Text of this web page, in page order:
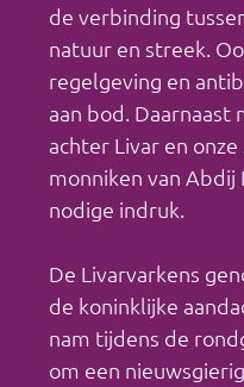
de verbinding
natuur en streek.
regelgeving en
aan bod. Daarnaast
achter Livar en
monniken van Abdij
nodige indruk.
De Livarvarkens
de koninklijke
nam tijdens de
om een